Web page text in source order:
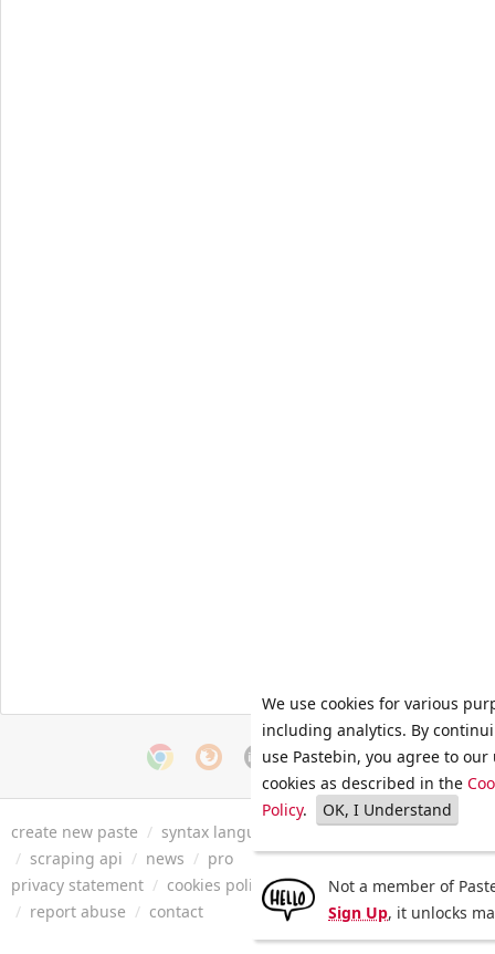
create new paste / syntax languages archive / faq / tools
/ scraping api / news / pro
privacy statement / cookies policy / terms of service/ security
/ report abuse / contact
We use cookies for various
including analytics. By
use Pastebin, you agree to our
cookies as described in the
Policy. OK, I Understand
Not a member of
Sign Up, it unlocks